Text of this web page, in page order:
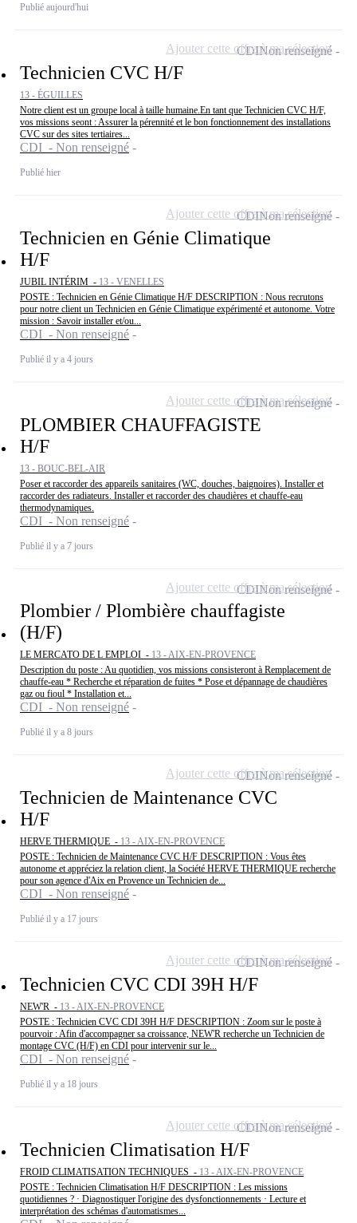
Publié aujourd'hui
Technicien CVC H/F
13 - ÉGUILLES
Notre client est un groupe local à taille humaine.En tant que Technicien CVC H/F,
vos missions seont : Assurer la pérennité et le bon fonctionnement des installations
CVC sur des sites tertiaires...
CDI - Non renseigné
Publié hier
CDINon renseigné
Ajouter cette offre à ma sélection
Technicien en Génie Climatique
H/F
JUBIL INTÉRIM - 13 - VENELLES
POSTE : Technicien en Génie Climatique H/F DESCRIPTION : Nous recrutons
pour notre client un Technicien en Génie Climatique expérimenté et autonome. Votre
mission : Savoir installer et/ou...
CDI - Non renseigné
Publié il y a 4 jours
CDINon renseigné
Ajouter cette offre à ma sélection
PLOMBIER CHAUFFAGISTE
H/F
13 - BOUC-BEL-AIR
Poser et raccorder des appareils sanitaires (WC, douches, baignoires). Installer et
raccorder des radiateurs. Installer et raccorder des chaudières et chauffe-eau
thermodynamiques.
CDI - Non renseigné
Publié il y a 7 jours
CDINon renseigné
Ajouter cette offre à ma sélection
Plombier / Plombière chauffagiste
(H/F)
LE MERCATO DE L EMPLOI - 13 - AIX-EN-PROVENCE
Description du poste : Au quotidien, vos missions consisteront à Remplacement de
chauffe-eau * Recherche et réparation de fuites * Pose et dépannage de chaudières
gaz ou fioul * Installation et...
CDI - Non renseigné
Publié il y a 8 jours
CDINon renseigné
Ajouter cette offre à ma sélection
Technicien de Maintenance CVC
H/F
HERVE THERMIQUE - 13 - AIX-EN-PROVENCE
POSTE : Technicien de Maintenance CVC H/F DESCRIPTION : Vous êtes
autonome et appréciez la relation client, la Société HERVE THERMIQUE recherche
pour son agence d'Aix en Provence un Technicien de...
CDI - Non renseigné
Publié il y a 17 jours
CDINon renseigné
Ajouter cette offre à ma sélection
Technicien CVC CDI 39H H/F
NEW'R - 13 - AIX-EN-PROVENCE
POSTE : Technicien CVC CDI 39H H/F DESCRIPTION : Zoom sur le poste à
pourvoir : Afin d'accompagner sa croissance, NEW'R recherche un Technicien de
montage CVC (H/F) en CDI pour intervenir sur le...
CDI - Non renseigné
Publié il y a 18 jours
CDINon renseigné
Ajouter cette offre à ma sélection
Technicien Climatisation H/F
FROID CLIMATISATION TECHNIQUES - 13 - AIX-EN-PROVENCE
POSTE : Technicien Climatisation H/F DESCRIPTION : Les missions
quotidiennes ? · Diagnostiquer l'origine des dysfonctionnements · Lecture et
interprétation des schémas d'automatismes...
CDINon renseigné
Ajouter cette offre à ma sélection